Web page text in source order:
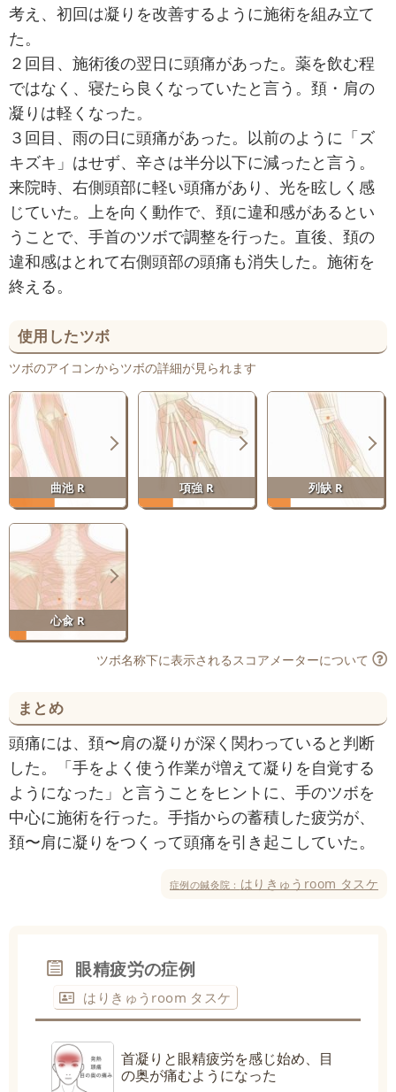
考え、初回は凝りを改善するように施術を組み立て
た。
２回目、施術後の翌日に頭痛があった。薬を飲む程
ではなく、寝たら良くなっていたと言う。頚・肩の
凝りは軽くなった。
３回目、雨の日に頭痛があった。以前のように「ズ
キズキ」はせず、辛さは半分以下に減ったと言う。
来院時、右側頭部に軽い頭痛があり、光を眩しく感
じていた。上を向く動作で、頚に違和感があるとい
うことで、手首のツボで調整を行った。直後、頚の
違和感はとれて右側頭部の頭痛も消失した。施術を
終える。
使用したツボ
ツボのアイコンからツボの詳細が見られます
曲池 R 項強 R 列缺 R
心兪 R
ツボ名称下に表示されるスコアメーターについて
まとめ
頭痛には、頚〜肩の凝りが深く関わっていると判断
した。「手をよく使う作業が増えて凝りを自覚する
ようになった」と言うことをヒントに、手のツボを
中心に施術を行った。手指からの蓄積した疲労が、
頚〜肩に凝りをつくって頭痛を引き起こしていた。
症例の鍼灸院： はりきゅうroom タスケ
眼精疲労の症例
はりきゅうroom タスケ
首凝りと眼精疲労を感じ始め、目
の奥が痛むようになった